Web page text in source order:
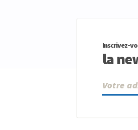
Inscrivez-
la